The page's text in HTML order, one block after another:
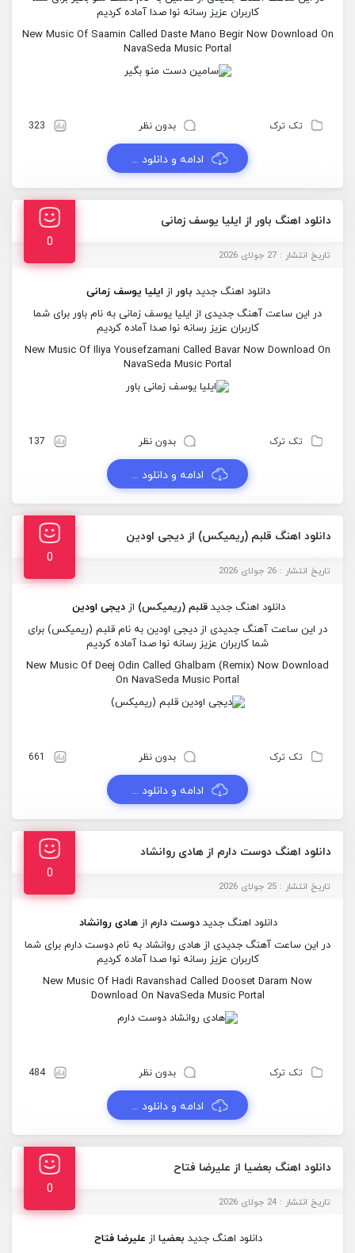
کاربران عزیز رسانه نوا صدا آماده کردیم
New Music Of Saamin Called Daste Mano Begir Now Download On
NavaSeda Music Portal
تک ترک بدون نظر 323
ادامه و دانلود ...
دانلود اهنگ باور از ایلیا یوسف زمانی
0
تاریخ انتشار : 27 جولای 2026
دانلود اهنگ جدید باور از ایلیا یوسف زمانی
در این ساعت آهنگ جدیدی از ایلیا یوسف زمانی به نام باور برای شما
کاربران عزیز رسانه نوا صدا آماده کردیم
New Music Of Iliya Yousefzamani Called Bavar Now Download On
NavaSeda Music Portal
تک ترک بدون نظر 137
ادامه و دانلود ...
دانلود اهنگ قلبم (ریمیکس) از دیجی اودین
0
تاریخ انتشار : 26 جولای 2026
دانلود اهنگ جدیدقلبم (ریمیکس) ازدیجی اودین
در این ساعت آهنگ جدیدی از دیجی اودین به نام قلبم (ریمیکس) برای
شما کاربران عزیز رسانه نوا صدا آماده کردیم
New Music Of Deej Odin Called Ghalbam (Remix) Now Download
On NavaSeda Music Portal
تک ترک بدون نظر 661
ادامه و دانلود ...
دانلود اهنگ دوست دارم از هادی روانشاد
0
تاریخ انتشار : 25 جولای 2026
دانلود اهنگ جدید دوست دارم از هادی روانشاد
در این ساعت آهنگ جدیدی از هادی روانشاد به نام دوست دارم برای شما
کاربران عزیز رسانه نوا صدا آماده کردیم
New Music Of Hadi Ravanshad Called Dooset Daram Now
Download On NavaSeda Music Portal
تک ترک بدون نظر 484
ادامه و دانلود ...
دانلود اهنگ بعضیا از علیرضا فتاح
0
تاریخ انتشار : 24 جولای 2026
دانلود اهنگ جدید بعضیا از علیرضا فتاح